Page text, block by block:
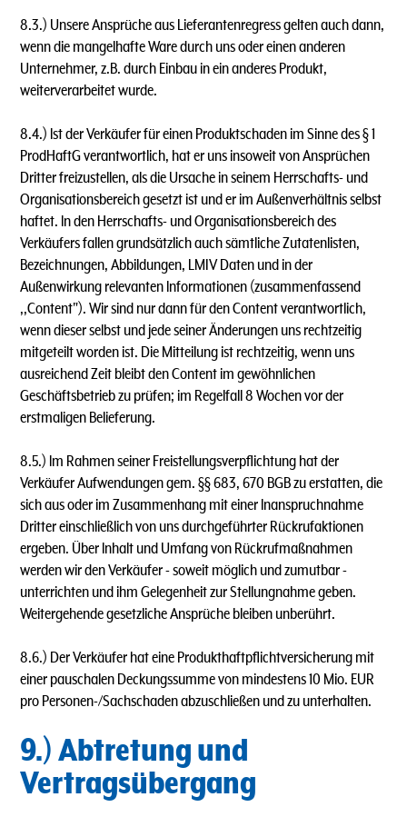
8.3.) Unsere Ansprüche aus Lieferantenregress gelten auch dann,
wenn die mangelhafte Ware durch uns oder einen anderen
Unternehmer, z.B. durch Einbau in ein anderes Produkt,
weiterverarbeitet wurde.
8.4.) lst der Verkäufer für einen Produktschaden im Sinne des § 1
ProdHaftG verantwortlich, hat er uns insoweit von Ansprüchen
Dritter freizustellen, als die Ursache in seinem Herrschafts- und
Organisationsbereich gesetzt ist und er im Außenverhältnis selbst
haftet. ln den Herrschafts- und Organisationsbereich des
Verkäufers fallen grundsätzlich auch sämtliche Zutatenlisten,
Bezeichnungen, Abbildungen, LMIV Daten und in der
Außenwirkung relevanten lnformationen (zusammenfassend
,,Content"). Wir sind nur dann für den Content verantwortlich,
wenn dieser selbst und jede seiner Änderungen uns rechtzeitig
mitgeteilt worden ist. Die Mitteilung ist rechtzeitig, wenn uns
ausreichend Zeit bleibt den Content im gewöhnlichen
Geschäftsbetrieb zu prüfen; im Regelfall 8 Wochen vor der
erstmaligen Belieferung.
8.5.) lm Rahmen seiner Freistellungsverpflichtung hat der
Verkäufer Aufwendungen gem. §§ 683, 670 BGB zu erstatten, die
sich aus oder im Zusammenhang mit einer lnanspruchnahme
Dritter einschließlich von uns durchgeführter Rückrufaktionen
ergeben. Über lnhalt und Umfang von Rückrufmaßnahmen
werden wir den Verkäufer - soweit möglich und zumutbar -
unterrichten und ihm Gelegenheit zur Stellungnahme geben.
Weitergehende gesetzliche Ansprüche bleiben unberührt.
8.6.) Der Verkäufer hat eine Produkthaftpflichtversicherung mit
einer pauschalen Deckungssumme von mindestens 10 Mio. EUR
pro Personen-/Sachschaden abzuschließen und zu unterhalten.
9.) Abtretung und
Vertragsübergang